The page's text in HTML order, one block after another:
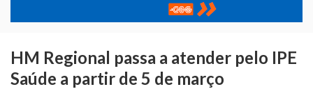
HM Regional passa a atender pelo IPE
Saúde a partir de 5 de março